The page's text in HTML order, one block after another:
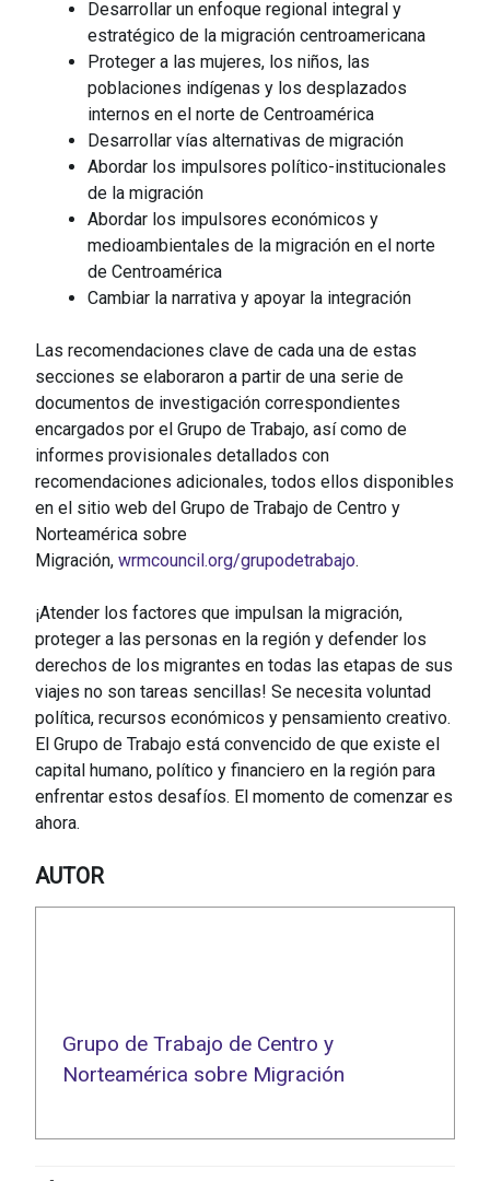
Desarrollar un enfoque regional integral y
estratégico de la migración centroamericana
Proteger a las mujeres, los niños, las
poblaciones indígenas y los desplazados
internos en el norte de Centroamérica
Desarrollar vías alternativas de migración
Abordar los impulsores político-institucionales
de la migración
Abordar los impulsores económicos y
medioambientales de la migración en el norte
de Centroamérica
Cambiar la narrativa y apoyar la integración
Las recomendaciones clave de cada una de estas
secciones se elaboraron a partir de una serie de
documentos de investigación correspondientes
encargados por el Grupo de Trabajo, así como de
informes provisionales detallados con
recomendaciones adicionales, todos ellos disponibles
en el sitio web del Grupo de Trabajo de Centro y
Norteamérica sobre
Migración, wrmcouncil.org/grupodetrabajo.
¡Atender los factores que impulsan la migración,
proteger a las personas en la región y defender los
derechos de los migrantes en todas las etapas de sus
viajes no son tareas sencillas! Se necesita voluntad
política, recursos económicos y pensamiento creativo.
El Grupo de Trabajo está convencido de que existe el
capital humano, político y financiero en la región para
enfrentar estos desafíos. El momento de comenzar es
ahora.
AUTOR
Grupo de Trabajo de Centro y
Norteamérica sobre Migración